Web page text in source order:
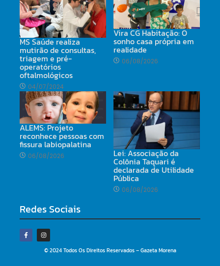
MS Saúde realiza
mutirão de consultas,
triagem e pré-
operatórios
oftalmológicos
04/07/2024
Vira CG Habitação: O
sonho casa própria em
realidade
06/08/2026
ALEMS: Projeto
reconhece pessoas com
fissura labiopalatina
06/08/2026 Lei: Associação da
Colônia Taquari é
declarada de Utilidade
Pública
06/08/2026
Redes Sociais
© 2024 Todos Os Direitos Reservados – Gazeta Morena